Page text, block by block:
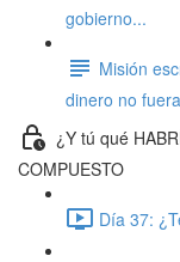
gobierno...
Misión
dinero no
¿Y tú qué
COMPUESTO
Día 37: